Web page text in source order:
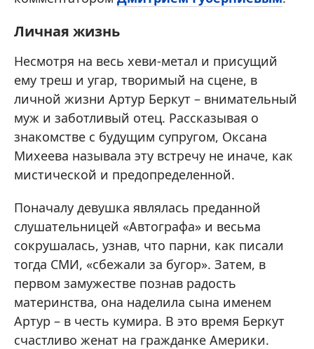
Личная жизнь
Несмотря на весь хеви-метал и присущий
ему треш и угар, творимый на сцене, в
личной жизни Артур Беркут – внимательный
муж и заботливый отец. Рассказывая о
знакомстве с будущим супругом, Оксана
Михеева называла эту встречу не иначе, как
мистической и предопределенной.
Поначалу девушка являлась преданной
слушательницей «Автографа» и весьма
сокрушалась, узнав, что парни, как писали
тогда СМИ, «сбежали за бугор». Затем, в
первом замужестве познав радость
материнства, она наделила сына именем
Артур – в честь кумира. В это время Беркут
счастливо женат на гражданке Америки.